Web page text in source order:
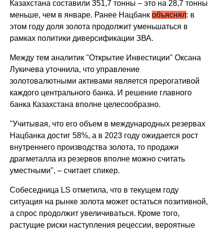
Казахстана составили 351,7 тонны – это на 28,7 тонны
меньше, чем в январе. Ранее Нацбанкобъяснял: в
этом году доля золота продолжит уменьшаться в
рамках политики диверсификации ЗВА.
Между тем аналитик "Открытие Инвестиции" Оксана
Лукичева уточнила, что управление
золотовалютными активами является прерогативой
каждого центрального банка. И решение главного
банка Казахстана вполне целесообразно.
"Учитывая, что его объем в международных резервах
Нацбанка достиг 58%, а в 2023 году ожидается рост
внутреннего производства золота, то продажи
драгметалла из резервов вполне можно считать
уместными", – считает спикер.
Собеседница LS отметила, что в текущем году
ситуация на рынке золота может остаться позитивной,
а спрос продолжит увеличиваться. Кроме того,
растущие риски наступления рецессии, вероятные